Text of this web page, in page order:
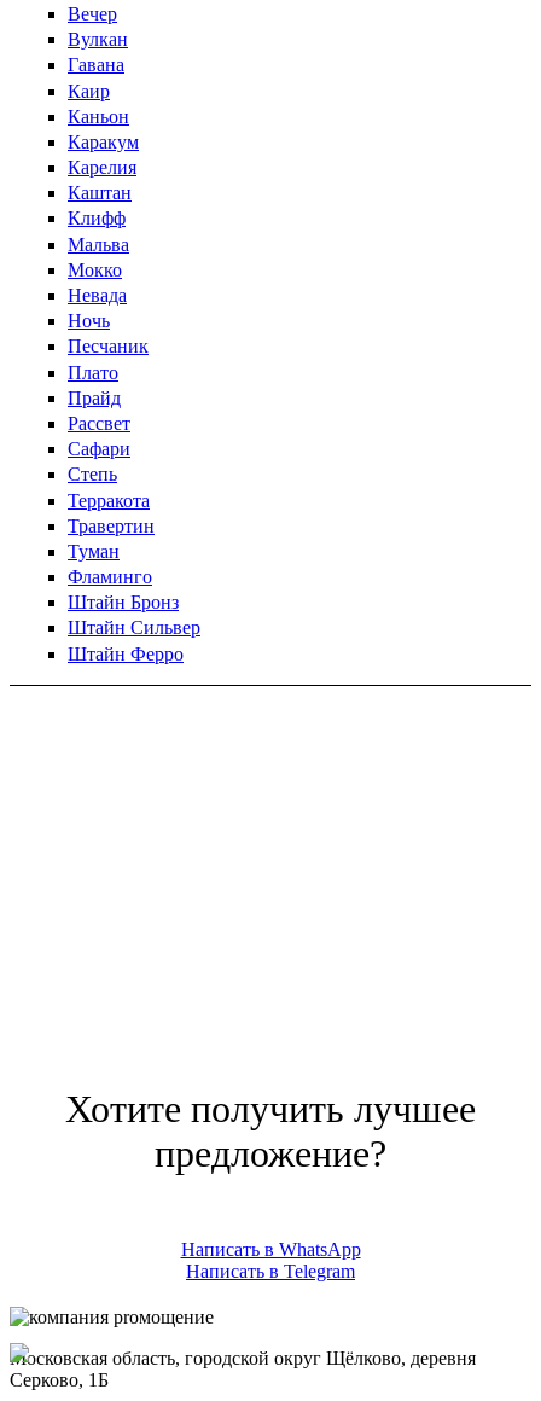
Вечер
Вулкан
Гавана
Каир
Каньон
Каракум
Карелия
Каштан
Клифф
Мальва
Мокко
Невада
Ночь
Песчаник
Плато
Прайд
Рассвет
Сафари
Степь
Терракота
Травертин
Туман
Фламинго
Штайн Бронз
Штайн Сильвер
Штайн Ферро
Хотите получить лучшее
предложение?
Написать в WhatsApp
Написать в Telegram
Московская область, городской округ Щёлково, деревня
Серково, 1Б